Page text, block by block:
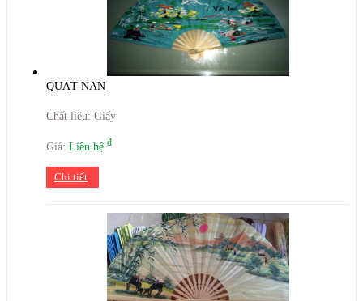
QUẠT NAN
Chất liệu: Giấy
Giá: Liên hệ đ
Chi tiết